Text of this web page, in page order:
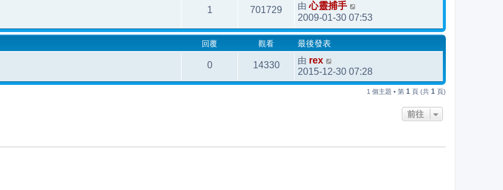
1 701729 由心靈捕手
2009-01-30 07:53
回覆 觀看 最後發表
0 14330 由 rex
2015-12-30 07:28
1 個主題 • 第 1 頁 (共 1 頁)
前往